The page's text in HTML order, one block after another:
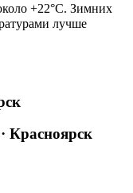
+22°C. Зимних
лучше
Красноярск